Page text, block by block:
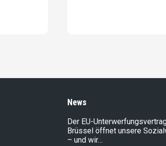
News
Der EU-
Brüssel öffnet unsere
– und wir…